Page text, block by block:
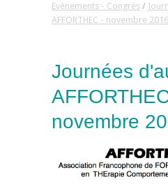
Evènements - Congrès /
AFFORTHEC - novembre 2016
Journées
novembre